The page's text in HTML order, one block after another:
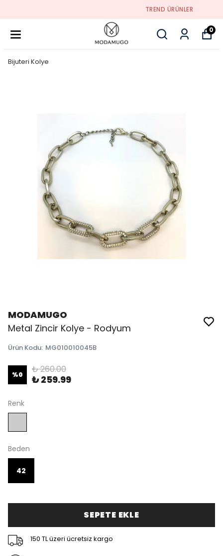
0
Bijuteri Kolye
MODAMUGO
Metal Zincir Kolye - Rodyum
Ürün Kodu: MG010010045B
%0 ₺ 260.00
₺ 259.99
Renk
Beden
42
SEPETE EKLE
150 TL üzeri ücretsiz kargo